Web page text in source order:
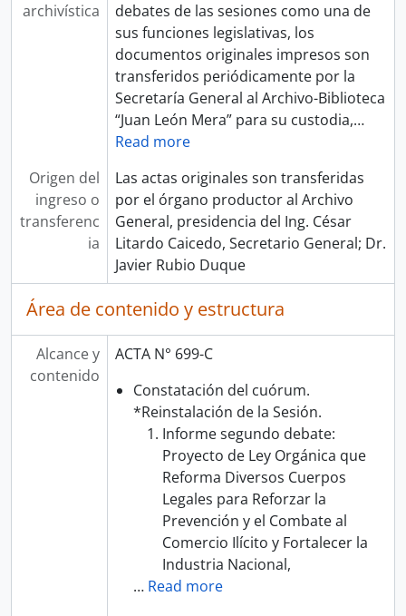
archivística
debates de las sesiones como una de
sus funciones legislativas, los
documentos originales impresos son
transferidos periódicamente por la
Secretaría General al Archivo-Biblioteca
“Juan León Mera” para su custodia,…
Read more
Origen del
ingreso o
transferenc
ia
Las actas originales son transferidas
por el órgano productor al Archivo
General, presidencia del Ing. César
Litardo Caicedo, Secretario General; Dr.
Javier Rubio Duque
Área de contenido y estructura
Alcance y
contenido
ACTA N° 699-C
Constatación del cuórum.
*Reinstalación de la Sesión.
Informe segundo debate:
Proyecto de Ley Orgánica que
Reforma Diversos Cuerpos
Legales para Reforzar la
Prevención y el Combate al
Comercio Ilícito y Fortalecer la
Industria Nacional,
… Read more